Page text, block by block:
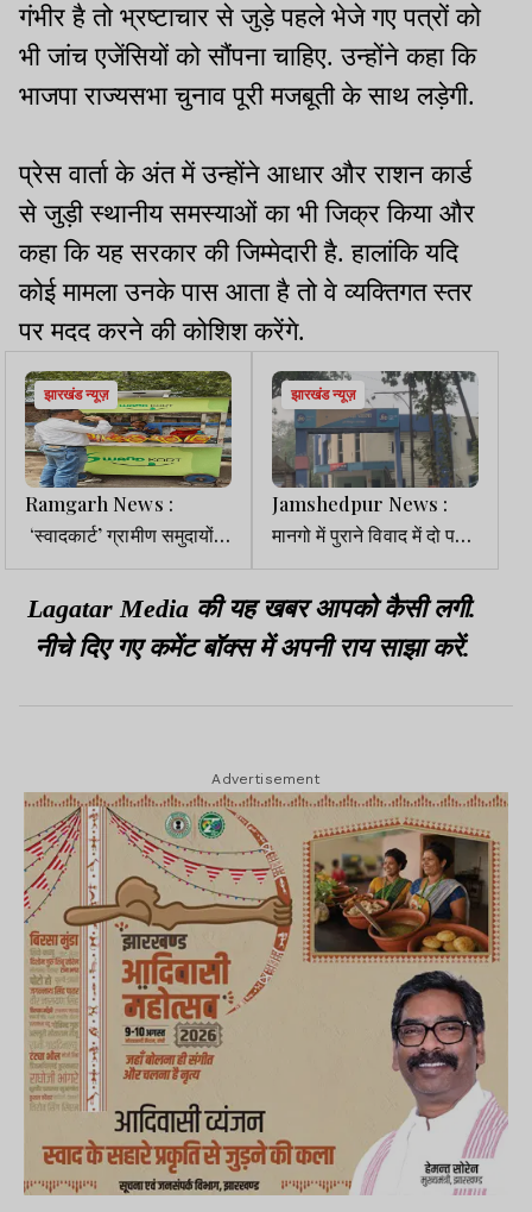
गंभीर है तो भ्रष्टाचार से जुड़े पहले भेजे गए पत्रों को
भी जांच एजेंसियों को सौंपना चाहिए. उन्होंने कहा कि
भाजपा राज्यसभा चुनाव पूरी मजबूती के साथ लड़ेगी.
प्रेस वार्ता के अंत में उन्होंने आधार और राशन कार्ड
से जुड़ी स्थानीय समस्याओं का भी जिक्र किया और
कहा कि यह सरकार की जिम्मेदारी है. हालांकि यदि
कोई मामला उनके पास आता है तो वे व्यक्तिगत स्तर
पर मदद करने की कोशिश करेंगे.
झारखंड न्यूज़
Ramgarh News :
‘स्वादकार्ट’ ग्रामीण समुदायों में
महिला उद्यमिता को दे रहा नई
पहचान
झारखंड न्यूज़
Jamshedpur News :
मानगो में पुराने विवाद में दो पक्षों
में मारपीट, दोनों ने की FIR
Lagatar Media की यह खबर आपको कैसी लगी.
नीचे दिए गए कमेंट बॉक्स में अपनी राय साझा करें.
Advertisement